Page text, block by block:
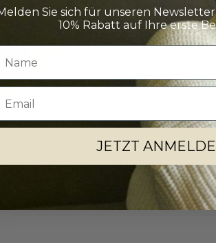
Sie sich für unseren
10% Rabatt auf Ihre erste
JETZT